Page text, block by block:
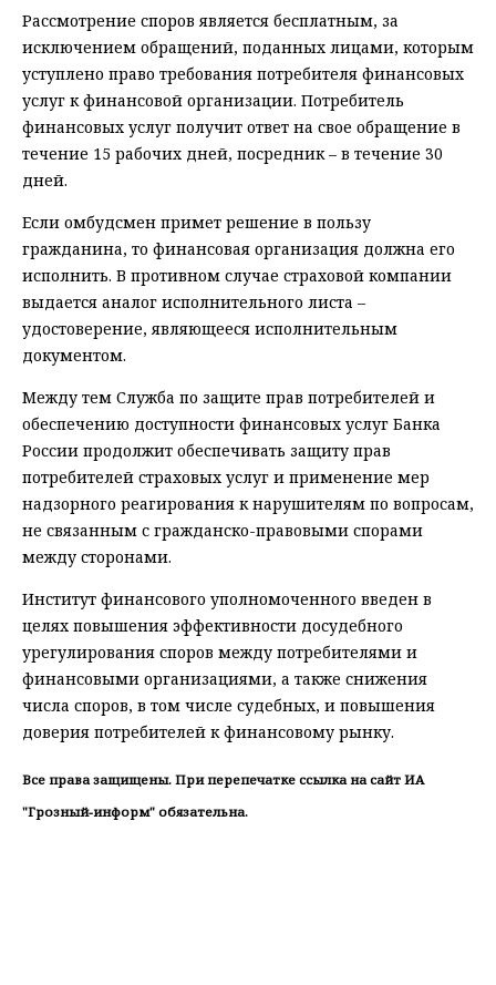
Рассмотрение споров является бесплатным, за
исключением обращений, поданных лицами, которым
уступлено право требования потребителя финансовых
услуг к финансовой организации. Потребитель
финансовых услуг получит ответ на свое обращение в
течение 15 рабочих дней, посредник – в течение 30
дней.
Если омбудсмен примет решение в пользу
гражданина, то финансовая организация должна его
исполнить. В противном случае страховой компании
выдается аналог исполнительного листа –
удостоверение, являющееся исполнительным
документом.
Между тем Служба по защите прав потребителей и
обеспечению доступности финансовых услуг Банка
России продолжит обеспечивать защиту прав
потребителей страховых услуг и применение мер
надзорного реагирования к нарушителям по вопросам,
не связанным с гражданско-правовыми спорами
между сторонами.
Институт финансового уполномоченного введен в
целях повышения эффективности досудебного
урегулирования споров между потребителями и
финансовыми организациями, а также снижения
числа споров, в том числе судебных, и повышения
доверия потребителей к финансовому рынку.
Все права защищены. При перепечатке ссылка на сайт ИА
"Грозный-информ" обязательна.